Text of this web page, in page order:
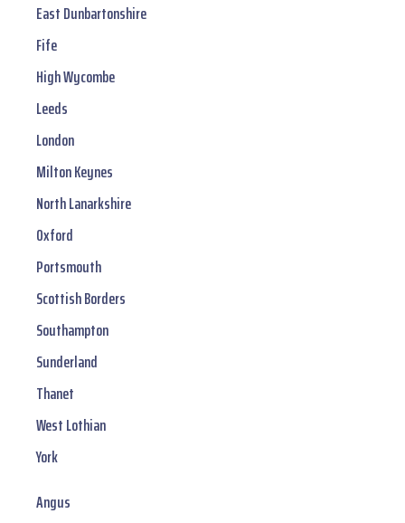
East Dunbartonshire
Fife
High Wycombe
Leeds
London
Milton Keynes
North Lanarkshire
Oxford
Portsmouth
Scottish Borders
Southampton
Sunderland
Thanet
West Lothian
York
Angus